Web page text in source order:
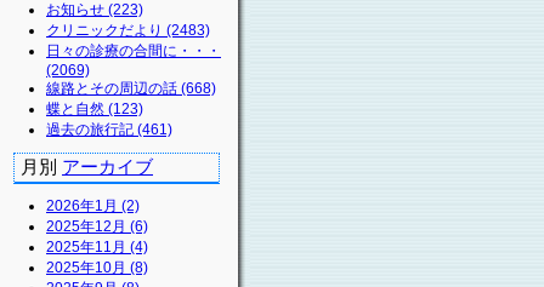
お知らせ (223)
クリニックだより (2483)
日々の診療の合間に・・・
(2069)
線路とその周辺の話 (668)
蝶と自然 (123)
過去の旅行記 (461)
月別 アーカイブ
2026年1月 (2)
2025年12月 (6)
2025年11月 (4)
2025年10月 (8)